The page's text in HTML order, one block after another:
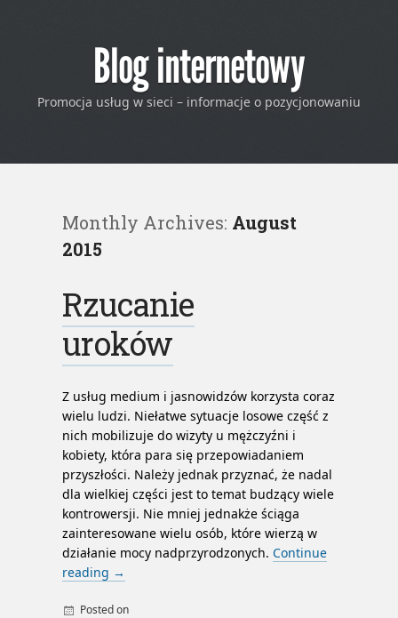
Blog internetowy
Promocja usług w sieci – informacje o pozycjonowaniu
Monthly Archives: August
2015
Rzucanie
uroków
Z usług medium i jasnowidzów korzysta coraz
wielu ludzi. Niełatwe sytuacje losowe część z
nich mobilizuje do wizyty u mężczyźni i
kobiety, która para się przepowiadaniem
przyszłości. Należy jednak przyznać, że nadal
dla wielkiej części jest to temat budzący wiele
kontrowersji. Nie mniej jednakże ściąga
zainteresowane wielu osób, które wierzą w
działanie mocy nadprzyrodzonych. Continue
reading →
Posted on